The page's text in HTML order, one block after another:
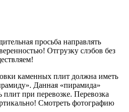
просьба направлять
Отгрузку слэбов без
каменных плит должна иметь
Данная «пирамида»
плит при перевозке. Перевозка
Смотреть фотографию